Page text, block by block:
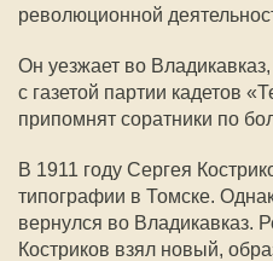
революционной
Он уезжает во
с газетой партии кадетов
припомнят соратники по
В 1911 году Сергея
типографии в Томске.
вернулся во Владикавказ.
Костриков взял новый,